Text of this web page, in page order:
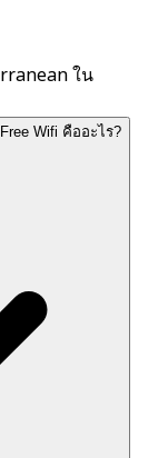
ใน
Wifi คืออะไร?